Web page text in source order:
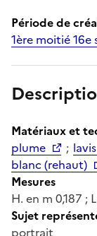
Période de
1ère moitié 16e
Matériaux et
plume
;
blanc (rehaut)
Mesures
H. en m 0,187 ;
Sujet
portrait